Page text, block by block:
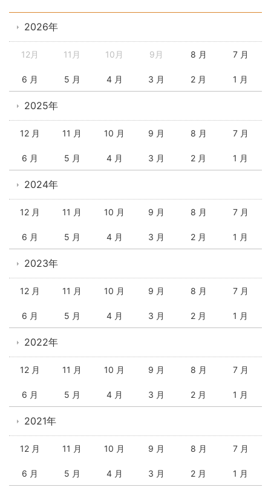
2026年
12月 11月 10月 9月 8 月 7 月
6 月 5 月 4 月 3 月 2 月 1 月
2025年
12 月 11 月 10 月 9 月 8 月 7 月
6 月 5 月 4 月 3 月 2 月 1 月
2024年
12 月 11 月 10 月 9 月 8 月 7 月
6 月 5 月 4 月 3 月 2 月 1 月
2023年
12 月 11 月 10 月 9 月 8 月 7 月
6 月 5 月 4 月 3 月 2 月 1 月
2022年
12 月 11 月 10 月 9 月 8 月 7 月
6 月 5 月 4 月 3 月 2 月 1 月
2021年
12 月 11 月 10 月 9 月 8 月 7 月
6 月 5 月 4 月 3 月 2 月 1 月